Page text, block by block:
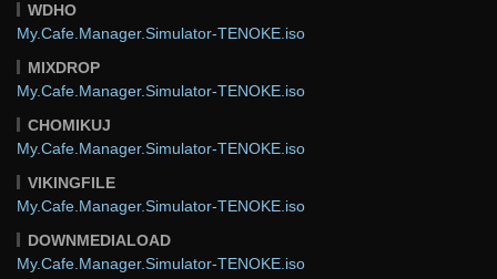
WDHO
My.Cafe.Manager.Simulator-TENOKE.iso
MIXDROP
My.Cafe.Manager.Simulator-TENOKE.iso
CHOMIKUJ
My.Cafe.Manager.Simulator-TENOKE.iso
VIKINGFILE
My.Cafe.Manager.Simulator-TENOKE.iso
DOWNMEDIALOAD
My.Cafe.Manager.Simulator-TENOKE.iso